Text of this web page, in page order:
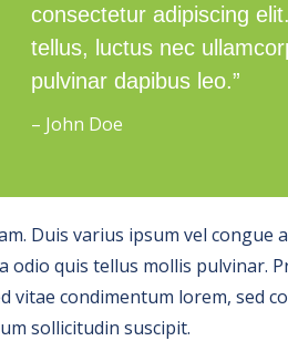
consectetur adipiscing
tellus, luctus nec
pulvinar dapibus leo.”
– John Doe
Duis varius ipsum vel congue
quis tellus mollis pulvinar.
vitae condimentum lorem, sed
sollicitudin suscipit.